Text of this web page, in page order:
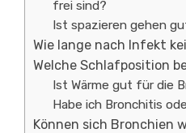
frei sind?
Ist spazieren gehen
Wie lange nach Infekt
Welche Schlafposition
Ist Wärme gut für die
Habe ich Bronchitis
Können sich Bronchien